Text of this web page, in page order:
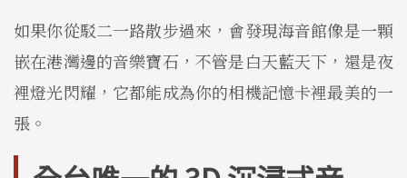
如果你從駁二一路散步過來，會發現海音館像是一顆
嵌在港灣邊的音樂寶石，不管是白天藍天下，還是夜
裡燈光閃耀，它都能成為你的相機記憶卡裡最美的一
張。